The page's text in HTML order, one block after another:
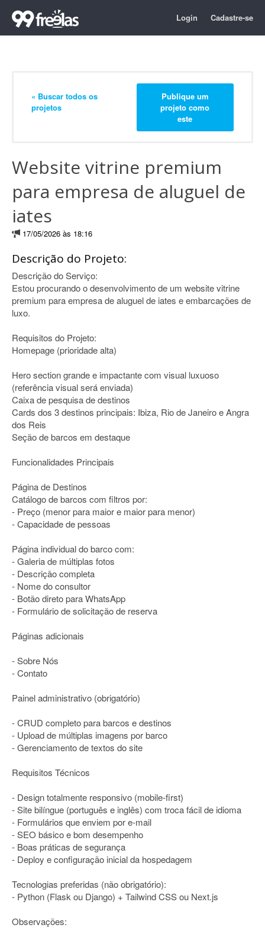
Login Cadastre-se
« Buscar todos os
projetos
Publique um
projeto como
este
Website vitrine premium
para empresa de aluguel de
iates
17/05/2026 às 18:16
Descrição do Projeto:
Descrição do Serviço:
Estou procurando o desenvolvimento de um website vitrine
premium para empresa de aluguel de iates e embarcações de
luxo.
Requisitos do Projeto:
Homepage (prioridade alta)
Hero section grande e impactante com visual luxuoso
(referência visual será enviada)
Caixa de pesquisa de destinos
Cards dos 3 destinos principais: Ibiza, Rio de Janeiro e Angra
dos Reis
Seção de barcos em destaque
Funcionalidades Principais
Página de Destinos
Catálogo de barcos com filtros por:
- Preço (menor para maior e maior para menor)
- Capacidade de pessoas
Página individual do barco com:
- Galeria de múltiplas fotos
- Descrição completa
- Nome do consultor
- Botão direto para WhatsApp
- Formulário de solicitação de reserva
Páginas adicionais
- Sobre Nós
- Contato
Painel administrativo (obrigatório)
- CRUD completo para barcos e destinos
- Upload de múltiplas imagens por barco
- Gerenciamento de textos do site
Requisitos Técnicos
- Design totalmente responsivo (mobile-first)
- Site bilíngue (português e inglês) com troca fácil de idioma
- Formulários que enviem por e-mail
- SEO básico e bom desempenho
- Boas práticas de segurança
- Deploy e configuração inicial da hospedagem
Tecnologias preferidas (não obrigatório):
- Python (Flask ou Django) + Tailwind CSS ou Next.js
Observações: